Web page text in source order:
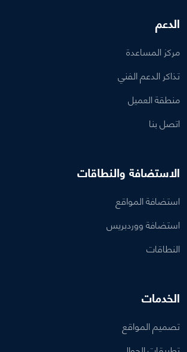
الدعم
مركز المساعدة
تذاكر الدعم الفني
منطقة العميل
اتصل بنا
الاستضافة والنطاقات
استضافة المواقع
استضافة ووردبريس
النطاقات
الخدمات
تصميم المواقع